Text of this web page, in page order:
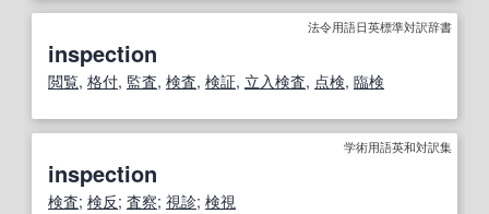
法令用語日英標準対訳辞書
inspection
閲覧, 格付, 監査, 検査, 検証, 立入検査, 点検, 臨検
学術用語英和対訳集
inspection
検査; 検反; 査察; 視診; 検視